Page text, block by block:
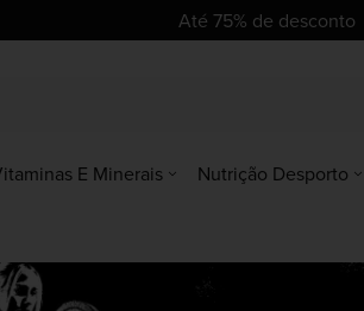
Até 75% de desconto
E Minerais Nutrição Desporto